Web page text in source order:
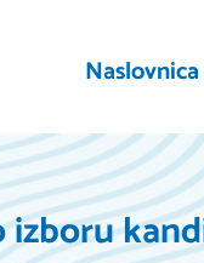
Naslovnica
izboru